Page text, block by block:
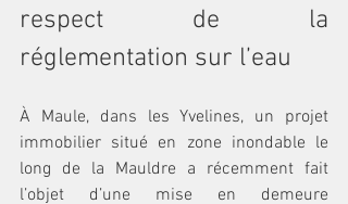
respect de la
réglementation sur l’eau
À Maule, dans les Yvelines, un projet
immobilier situé en zone inondable le
long de la Mauldre a récemment fait
l’objet d’une mise en demeure